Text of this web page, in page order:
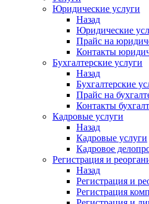
Юридические услуги
Назад
Юридические
Прайс на
Контакты
Бухгалтерские услуги
Назад
Бухгалтерские
Прайс на
Контакты
Кадровые услуги
Назад
Кадровые услуги
Кадровое
Регистрация и
Назад
Регистрация и
Регистрация